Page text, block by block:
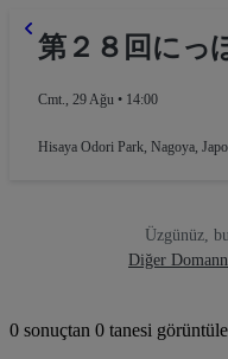
第２８回にっ
Cmt., 29 Ağu • 14:00
Hisaya Odori Park, Nagoya,
Üzgünüz,
Diğer
0 sonuçtan 0 tanesi